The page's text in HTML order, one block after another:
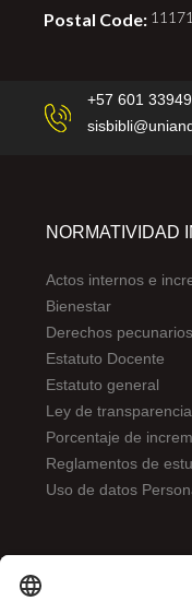
Postal Code:
+57 601
NORMATIVIDAD
Actos internos e
Bienestar
Derechos pecunarios
Estatuto Docente
Estatuto general
Ley de transparencia
Porcentaje de
Reglamentos de
Uso de datos